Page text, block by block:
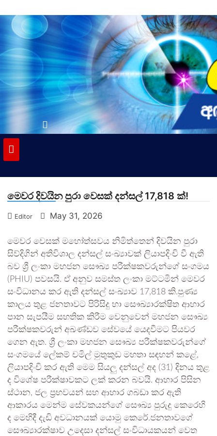
to
contentvinivida.lk
මෙවර දිවයින පුරා වෙසක් දන්සල් 17,818 ක්!
Editor May 31, 2026
මෙවර වෙසක් මහෝත්සවය නිමිත්තෙන් දිවයින පුරා
සිව්දිගින් අතිවිශාල දන්සල් සංඛ්‍යාවක් ලියාපදිංචි වී ඇති
බව ශ්‍රී ලංකා මහජන සෞඛ්‍ය පරීක්ෂකවරුන්ගේ සංගමය
(PHIU) පවසයි. ඒ අනුව සමස්ත ලංකා මට්ටමින් මෙවර
සංවිධානය කර ඇති දන්සල් සංඛ්‍යාව 17,818 කි.පුණ්‍ය
කාලය තුළ ජනතාවට පිරිසිදු හා සෞඛ්‍යාරක්ෂිත ආහාර
පාන සැපයීම සහතික කිරීම වෙනුවෙන් මහජන සෞඛ්‍ය
පරීක්ෂකවරුන් අඛණ්ඩව සේවයේ යෙදවීමට පියවර
ගෙන ඇත. ශ්‍රී ලංකා මහජන සෞඛ්‍ය පරීක්ෂකවරුන්ගේ
සංගමයේ ලේකම් චමිල් මුතුකුඩ මහතා සඳහන් කළේ,
ලියාපදිංචි කර ඇති මෙම සියලු දන්සල් අද (31) දිනය තුළ
ද විශේෂ පරීක්ෂාවකට ලක් කරන බවයි. ආහාර පිසින
ස්ථාන, ජල ප්‍රභවයන් සහ ආහාර ගබඩා කර ඇති
ආකාරය මෙන්ම සේවකයන්ගේ සෞඛ්‍ය පුරුදු කෙරෙහි
ද මෙහිදී දැඩි අවධානයක් යොමු කෙරේ.ජනතාවගේ
සෞඛ්‍යාරක්ෂාව උදෙසා දන්සල් සංවිධායකයන් වෙත